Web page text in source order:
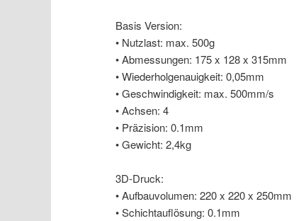
Basis Version:
• Nutzlast: max. 500g
• Abmessungen: 175 x 128 x 315mm
• Wiederholgenauigkeit: 0,05mm
• Geschwindigkeit: max. 500mm/s
• Achsen: 4
• Präzision: 0.1mm
• Gewicht: 2,4kg
3D-Druck:
• Aufbauvolumen: 220 x 220 x 250mm
• Schichtauflösung: 0.1mm